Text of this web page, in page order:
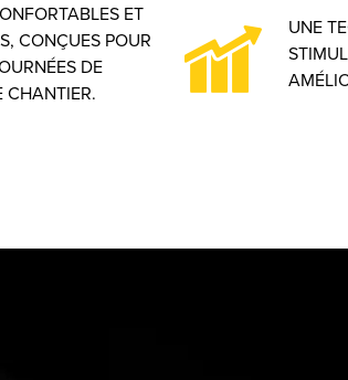
ET
CONÇUES POUR
DE
CHANTIER.
UNE